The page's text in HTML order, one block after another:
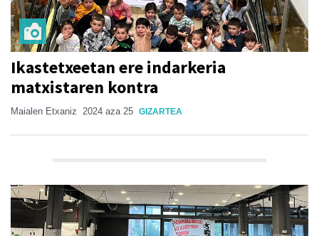
Ikastetxeetan ere indarkeria
matxistaren kontra
Maialen Etxaniz 2024 aza 25 GIZARTEA